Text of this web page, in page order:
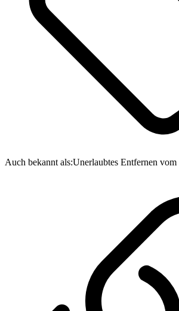
Auch bekannt als:Unerlaubtes Entfernen